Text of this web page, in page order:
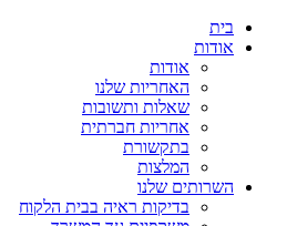
בית
אודות
אודות
האחריות שלנו
שאלות ותשובות
אחריות חברתית
בתקשורת
המלצות
השרותים שלנו
בדיקות ראיה בבית הלקוח